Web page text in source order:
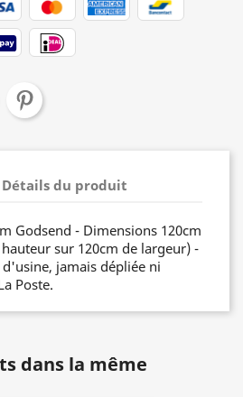
Détails du produit
Godsend - Dimensions 120cm
sur 120cm de largeur) -
jamais dépliée ni
Poste.
dans la même